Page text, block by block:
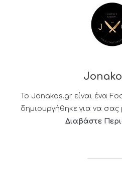
Το Jonakos.gr είναι ένα
δημιουργήθηκε για να
Διαβάστε